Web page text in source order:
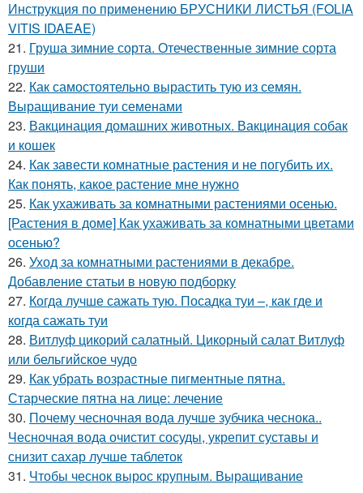
Инструкция по применению БРУСНИКИ ЛИСТЬЯ (FOLIA
VITIS IDAEAE)
21. Груша зимние сорта. Отечественные зимние сорта
груши
22. Как самостоятельно вырастить тую из семян.
Выращивание туи семенами
23. Вакцинация домашних животных. Вакцинация собак
и кошек
24. Как завести комнатные растения и не погубить их.
Как понять, какое растение мне нужно
25. Как ухаживать за комнатными растениями осенью.
[Растения в доме] Как ухаживать за комнатными цветами
осенью?
26. Уход за комнатными растениями в декабре.
Добавление статьи в новую подборку
27. Когда лучше сажать тую. Посадка туи –, как где и
когда сажать туи
28. Витлуф цикорий салатный. Цикорный салат Витлуф
или бельгийское чудо
29. Как убрать возрастные пигментные пятна.
Старческие пятна на лице: лечение
30. Почему чесночная вода лучше зубчика чеснока..
Чесночная вода очистит сосуды, укрепит суставы и
снизит сахар лучше таблеток
31. Чтобы чеснок вырос крупным. Выращивание